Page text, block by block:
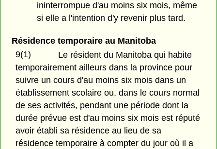
ininterrompue d'au moins six mois, même
si elle a l'intention d'y revenir plus tard.
Résidence temporaire au Manitoba
9(1)
Le résident du Manitoba qui habite
temporairement ailleurs dans la province pour
suivre un cours d'au moins six mois dans un
établissement scolaire ou, dans le cours normal
de ses activités, pendant une période dont la
durée prévue est d'au moins six mois est réputé
avoir établi sa résidence au lieu de sa
résidence temporaire à compter du jour où il a